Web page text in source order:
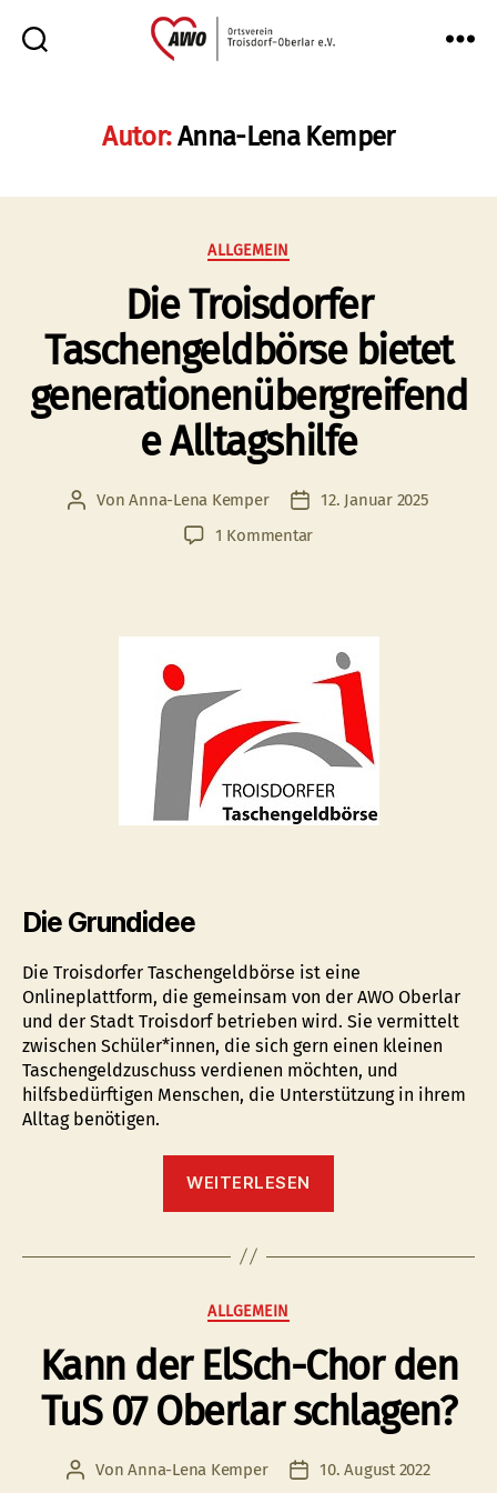
e.V.
Autor:Anna-Lena Kemper
Kategorien
ALLGEMEIN
Die Troisdorfer
Taschengeldbörse bietet
generationenübergreifend
e Alltagshilfe
Beitragsautor
VonAnna-Lena Kemper Veröffentlichungsdatum
12. Januar 2025
1 Kommentarzu
bietet
Alltagshilfe
Die Grundidee
Die Troisdorfer Taschengeldbörse ist eine
Onlineplattform, die gemeinsam von der AWO Oberlar
und der Stadt Troisdorf betrieben wird. Sie vermittelt
zwischen Schüler*innen, die sich gern einen kleinen
Taschengeldzuschuss verdienen möchten, und
hilfsbedürftigen Menschen, die Unterstützung in ihrem
Alltag benötigen.
WEITERLESEN
Kategorien
ALLGEMEIN
Kann der ElSch-Chor den
TuS 07 Oberlar schlagen?
Beitragsautor
VonAnna-Lena Kemper Veröffentlichungsdatum
10. August 2022